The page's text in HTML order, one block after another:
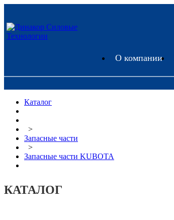
О компании
Каталог
>
Запасные части
>
Запасные части KUBOTA
КАТАЛОГ